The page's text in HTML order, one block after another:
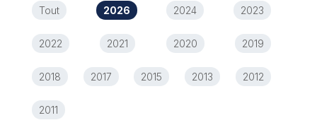
Tout 2026 2024 2023
2022 2021 2020 2019
2018 2017 2015 2013 2012
2011